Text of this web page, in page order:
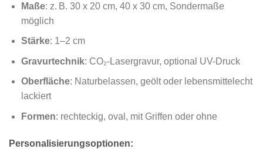
Maße: z. B. 30 x 20 cm, 40 x 30 cm, Sondermaße
möglich
Stärke: 1–2 cm
Gravurtechnik: CO₂-Lasergravur, optional UV-Druck
Oberfläche: Naturbelassen, geölt oder lebensmittelecht
lackiert
Formen: rechteckig, oval, mit Griffen oder ohne
Personalisierungsoptionen: